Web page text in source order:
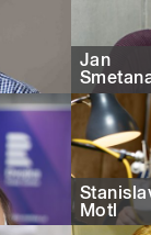
Jan
Motl